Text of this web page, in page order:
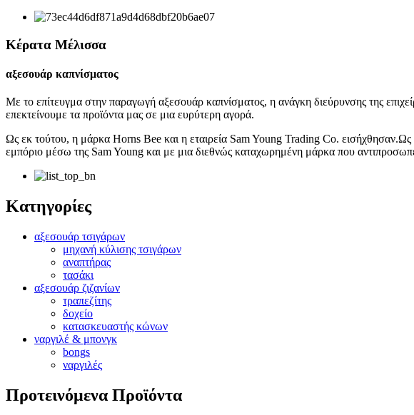
Κέρατα Μέλισσα
αξεσουάρ καπνίσματος
Με το επίτευγμα στην παραγωγή αξεσουάρ καπνίσματος, η ανάγκη διεύρυνσης της
επεκτείνουμε τα προϊόντα μας σε μια ευρύτερη αγορά.
Ως εκ τούτου, η μάρκα Horns Bee και η εταιρεία Sam Young Trading Co.
εμπόριο μέσω της Sam Young και με μια διεθνώς καταχωρημένη μάρκα που
Κατηγορίες
αξεσουάρ τσιγάρων
μηχανή κύλισης τσιγάρων
αναπτήρας
τασάκι
αξεσουάρ ζιζανίων
τραπεζίτης
δοχείο
κατασκευαστής κώνων
ναργιλέ & μπονγκ
bongs
ναργιλές
Προτεινόμενα Προϊόντα